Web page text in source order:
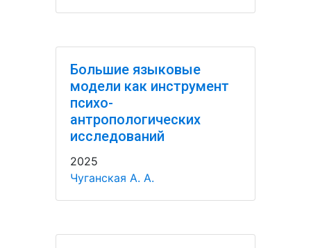
Большие языковые
модели как инструмент
психо-
антропологических
исследований
2025
Чуганская А. А.